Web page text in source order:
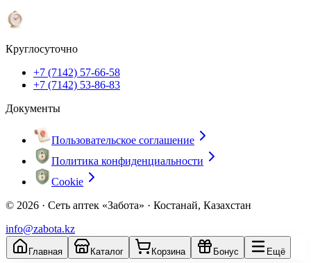
Круглосуточно
+7 (7142) 57-66-58
+7 (7142) 53-86-83
Документы
Пользовательское соглашение
Политика конфиденциальности
Cookie
© 2026 · Сеть аптек «Забота» · Костанай, Казахстан
info@zabota.kz
Главная Каталог Корзина Бонус Ещё